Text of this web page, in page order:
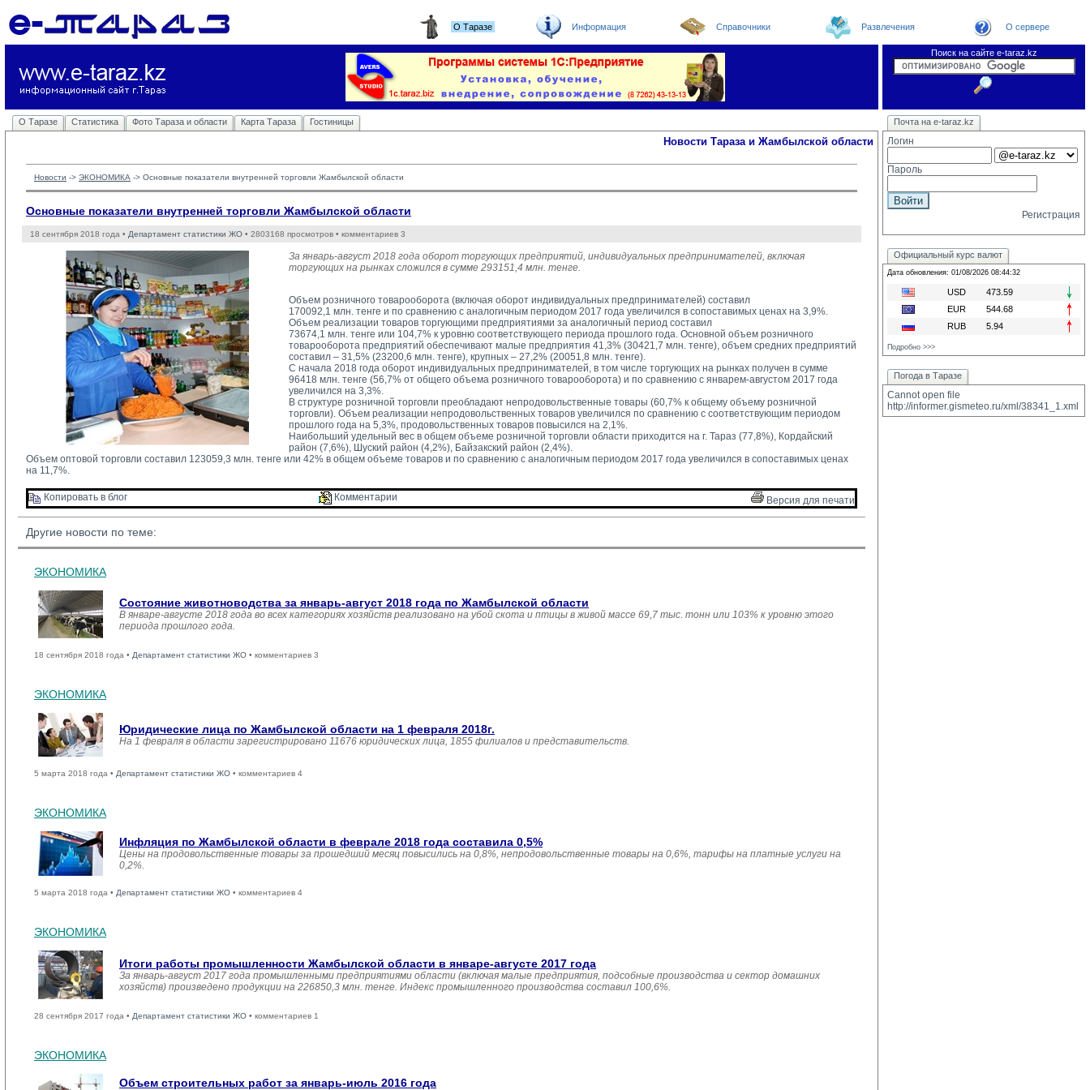
О Таразе Информация Справочники Развлечения О сервере
Поиск на сайте e-taraz.kz
О Таразе Статистика Фото Тараза и области Карта Тараза Гостиницы Новости Погода в Таразе
Телефоный справочник
Видеоконференция
Новости e-taraz
Новости Тараза и Жамбылской области
Новости -> ЭКОНОМИКА -> Основные показатели внутренней торговли Жамбылской области
Основные показатели внутренней торговли Жамбылской области
18 сентября 2018 года • Департамент статистики ЖО • 2803168 просмотров • комментариев 3
За январь-август 2018 года оборот торгующих предприятий, индивидуальных предпринимателей, включая
торгующих на рынках сложился в сумме 293151,4 млн. тенге.
Объем розничного товарооборота (включая оборот индивидуальных предпринимателей) составил
170092,1 млн. тенге и по сравнению с аналогичным периодом 2017 года увеличился в сопоставимых ценах на 3,9%.
Объем реализации товаров торгующими предприятиями за аналогичный период составил
73674,1 млн. тенге или 104,7% к уровню соответствующего периода прошлого года. Основной объем розничного
товарооборота предприятий обеспечивают малые предприятия 41,3% (30421,7 млн. тенге), объем средних предприятий
составил – 31,5% (23200,6 млн. тенге), крупных – 27,2% (20051,8 млн. тенге).
С начала 2018 года оборот индивидуальных предпринимателей, в том числе торгующих на рынках получен в сумме
96418 млн. тенге (56,7% от общего объема розничного товарооборота) и по сравнению с январем-августом 2017 года
увеличился на 3,3%.
В структуре розничной торговли преобладают непродовольственные товары (60,7% к общему объему розничной
торговли). Объем реализации непродовольственных товаров увеличился по сравнению с соответствующим периодом
прошлого года на 5,3%, продовольственных товаров повысился на 2,1%.
Наибольший удельный вес в общем объеме розничной торговли области приходится на г. Тараз (77,8%), Кордайский
район (7,6%), Шуский район (4,2%), Байзакский район (2,4%).
Объем оптовой торговли составил 123059,3 млн. тенге или 42% в общем объеме товаров и по сравнению с аналогичным периодом 2017 года увеличился в сопоставимых ценах
на 11,7%.
Копировать в блог Комментарии Версия для печати
Другие новости по теме:
ЭКОНОМИКА
Состояние животноводства за январь-август 2018 года по Жамбылской области
В январе-августе 2018 года во всех категориях хозяйств реализовано на убой скота и птицы в живой массе 69,7 тыс. тонн или 103% к уровню этого
периода прошлого года.
18 сентября 2018 года • Департамент статистики ЖО • комментариев 3
ЭКОНОМИКА
Юридические лица по Жамбылской области на 1 февраля 2018г.
На 1 февраля в области зарегистрировано 11676 юридических лица, 1855 филиалов и представительств.
5 марта 2018 года • Департамент статистики ЖО • комментариев 4
ЭКОНОМИКА
Инфляция по Жамбылской области в феврале 2018 года составила 0,5%
Цены на продовольственные товары за прошедший месяц повысились на 0,8%, непродовольственные товары на 0,6%, тарифы на платные услуги на
0,2%.
5 марта 2018 года • Департамент статистики ЖО • комментариев 4
ЭКОНОМИКА
Итоги работы промышленности Жамбылской области в январе-августе 2017 года
За январь-август 2017 года промышленными предприятиями области (включая малые предприятия, подсобные производства и сектор домашних
хозяйств) произведено продукции на 226850,3 млн. тенге. Индекс промышленного производства составил 100,6%.
28 сентября 2017 года • Департамент статистики ЖО • комментариев 1
ЭКОНОМИКА
Объем строительных работ за январь-июль 2016 года
Почта на e-taraz.kz
Логин
Пароль
Регистрация
Официальный курс валют
Дата обновления: 01/08/2026 08:44:32
USD
473.59
EUR
544.68
RUB
5.94
Подробно >>>
Погода в Таразе
Cannot open file
http://informer.gismeteo.ru/xml/38341_1.xml